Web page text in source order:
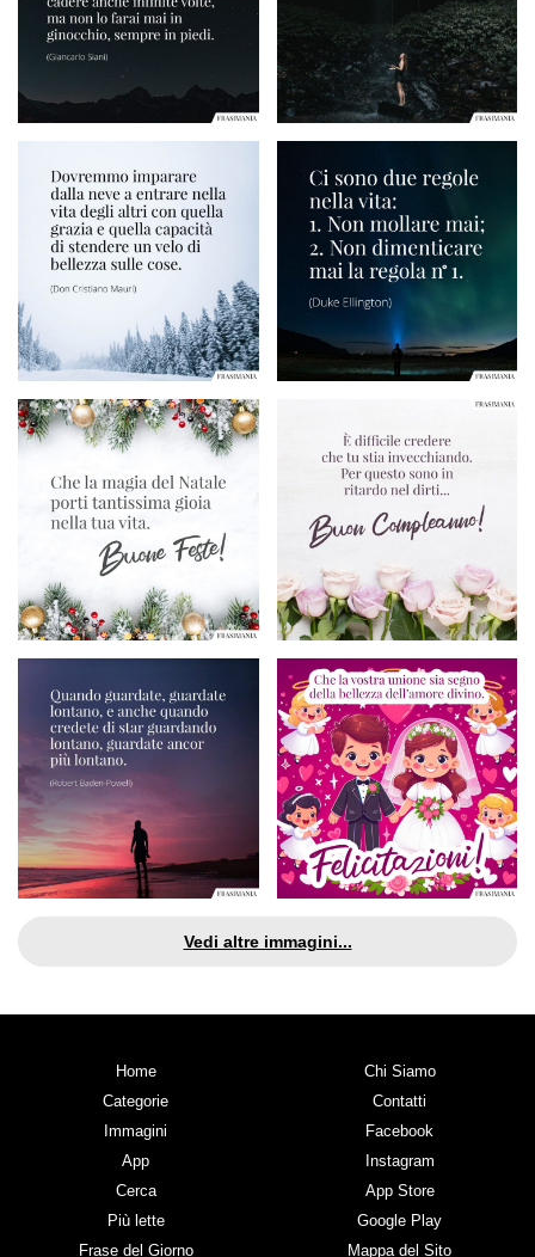
Vedi altre immagini...
Home
Categorie
Immagini
App
Cerca
Più lette
Frase del Giorno
Chi Siamo
Contatti
Facebook
Instagram
App Store
Google Play
Mappa del Sito